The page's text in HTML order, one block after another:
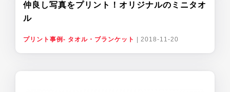
仲良し写真をプリント！オリジナルのミニタオ
ル
プリント事例- タオル・ブランケット 2018-11-20